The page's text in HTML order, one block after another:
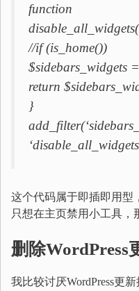
function
//if (is_home())
$sidebars_widgets
return
}
这个代码属于即插即用型
只想在主页禁用小工具，
删除WordPress
我比较讨厌WordPress更